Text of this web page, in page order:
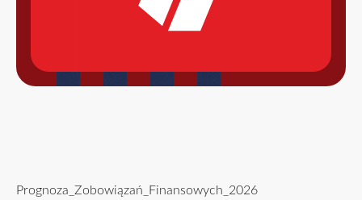
Prognoza_Zobowiązań_Finansowych_2026